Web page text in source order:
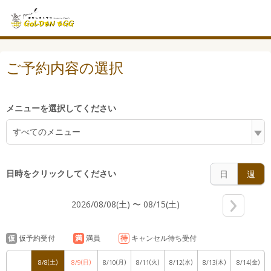
ご予約内容の選択
メニューを選択してください
すべてのメニュー
日時をクリックしてください 日 週
2026/08/08(土) 〜 08/15(土)
仮 仮予約受付 満 満員 待 キャンセル待ち受付
8/8(土) 8/9(日) 8/10(月) 8/11(火) 8/12(水) 8/13(木) 8/14(金)
7:00
9:00
11:00